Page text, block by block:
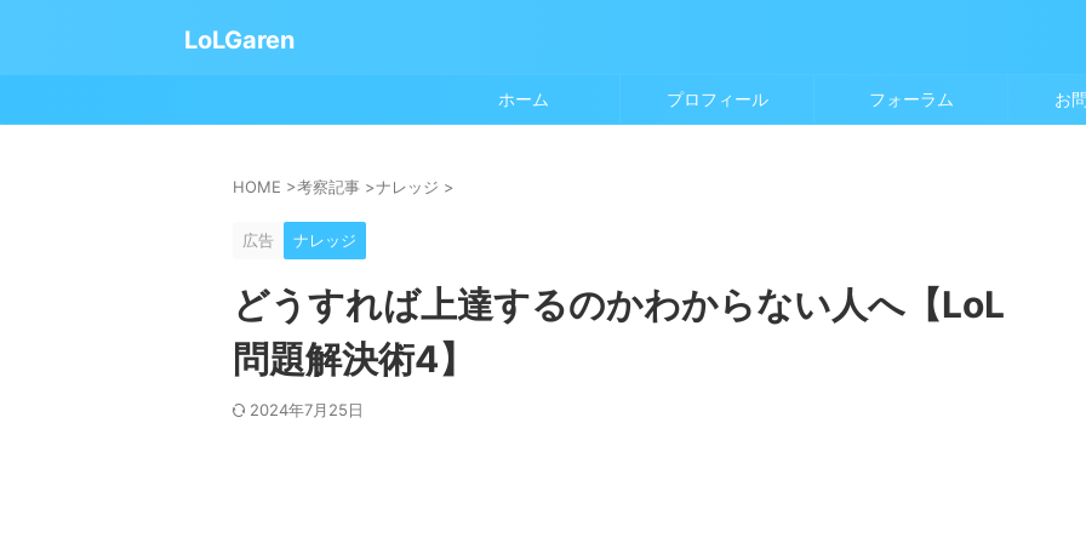
LoLGaren
ホーム プロフィール フォーラム お
HOME >考察記事 >ナレッジ >
広告 ナレッジ
どうすれば上達するのかわからない人へ【LoL
問題解決術4】
2024年7月25日